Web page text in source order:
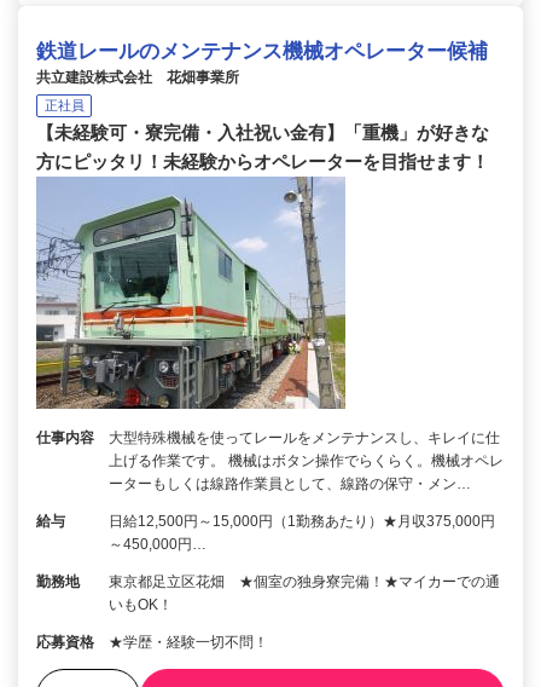
鉄道レールのメンテナンス機械オペレーター候補
共立建設株式会社 花畑事業所
正社員
【未経験可・寮完備・入社祝い金有】「重機」が好きな
方にピッタリ！未経験からオペレーターを目指せます！
仕事内容
大型特殊機械を使ってレールをメンテナンスし、キレイに仕
上げる作業です。 機械はボタン操作でらくらく。機械オペレ
ーターもしくは線路作業員として、線路の保守・メン…
給与
日給12,500円～15,000円（1勤務あたり）★月収375,000円
～450,000円…
勤務地
東京都足立区花畑 ★個室の独身寮完備！★マイカーでの通
いもOK！
応募資格 ★学歴・経験一切不問！